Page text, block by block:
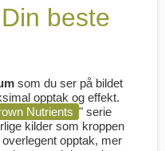
beste
som du ser på bildet
opptak og effekt.
Nutrients " serie
kilder som kroppen
opptak, mer